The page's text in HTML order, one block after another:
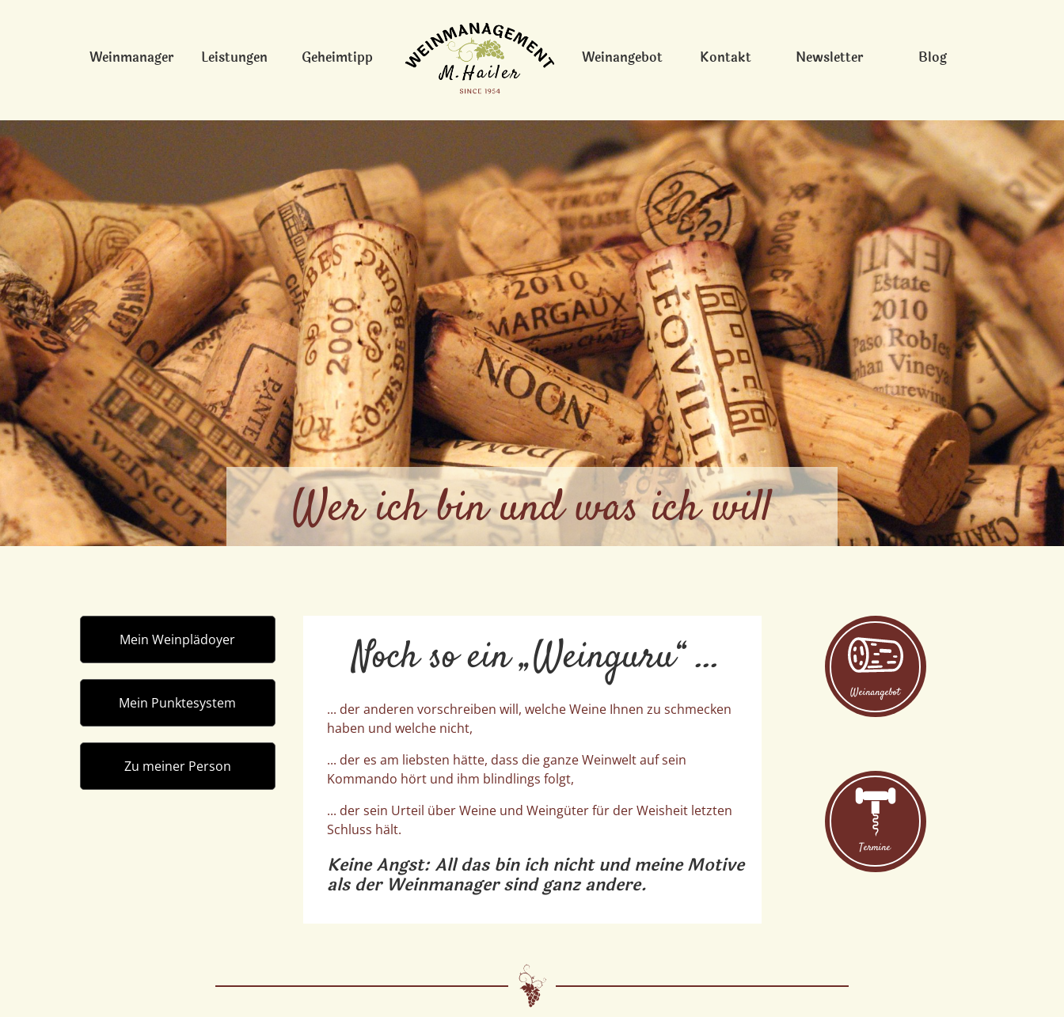
Weinmanager Leistungen Geheimtipp Weinangebot Kontakt Newsletter Blog
Wer ich bin und was ich will
Mein Weinplädoyer
Mein Punktesystem
Zu meiner Person
Noch so ein „Weinguru“ ...
... der anderen vorschreiben will, welche Weine Ihnen zu schmecken
haben und welche nicht,
... der es am liebsten hätte, dass die ganze Weinwelt auf sein
Kommando hört und ihm blindlings folgt,
... der sein Urteil über Weine und Weingüter für der Weisheit letzten
Schluss hält.
Keine Angst: All das bin ich nicht und meine Motive
als der Weinmanager sind ganz andere.
Weinangebot
Termine